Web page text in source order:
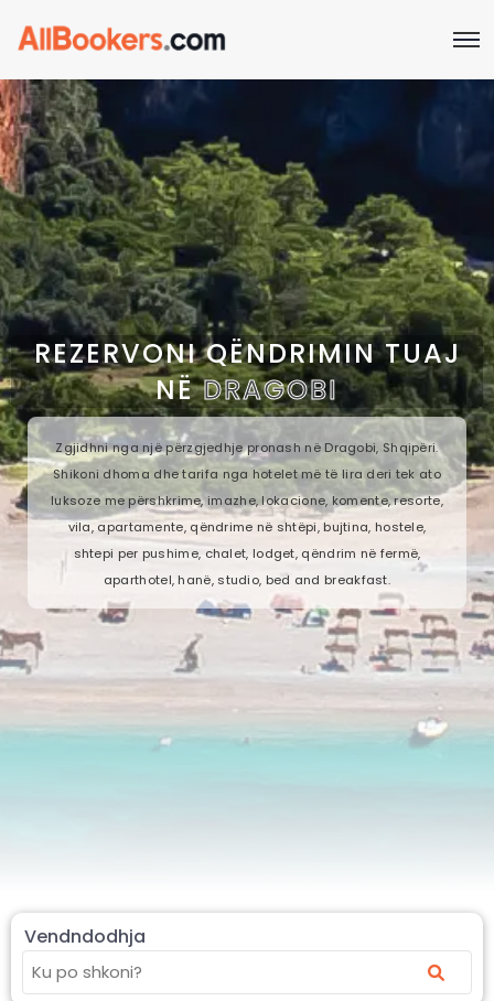
REZERVONI QËNDRIMIN TUAJ
NËDRAGOBI
Zgjidhni nga një përzgjedhje pronash në Dragobi, Shqipëri.
Shikoni dhoma dhe tarifa nga hotelet më të lira deri tek ato
luksoze me përshkrime, imazhe, lokacione, komente, resorte,
vila, apartamente, qëndrime në shtëpi, bujtina, hostele,
shtepi per pushime, chalet, lodget, qëndrim në fermë,
aparthotel, hanë, studio, bed and breakfast.
Vendndodhja